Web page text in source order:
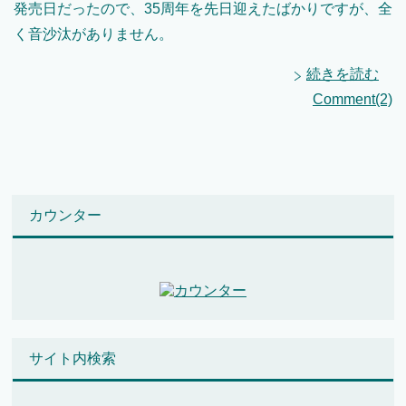
発売日だったので、35周年を先日迎えたばかりですが、全
く音沙汰がありません。
続きを読む
Comment(2)
カウンター
サイト内検索